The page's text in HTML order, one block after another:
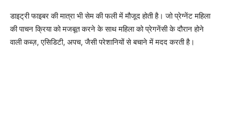
डाइट्री फाइबर की मात्रा भी सेम की फली में मौजूद होती है। जो प्रेग्नेंट महिला
की पाचन क्रिया को मजबूत करने के साथ महिला को प्रेगनेंसी के दौरान होने
वाली कब्ज़, एसिडिटी, अपच, जैसी परेशानियों से बचाने में मदद करती है।